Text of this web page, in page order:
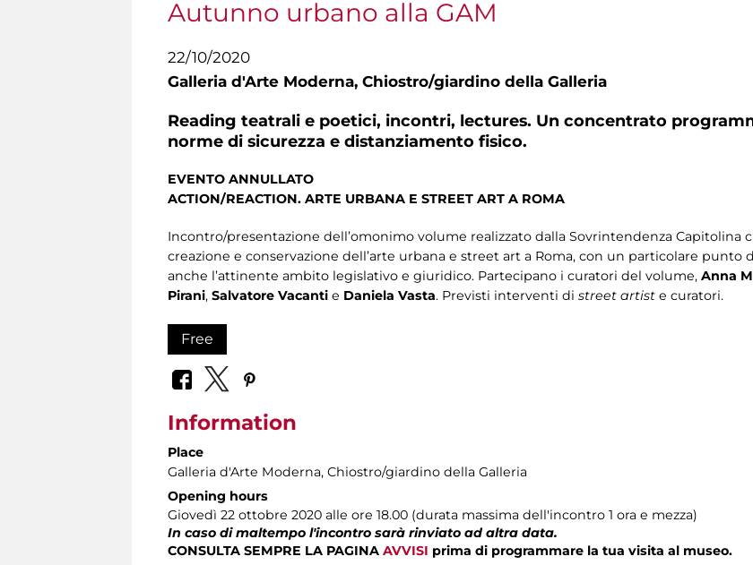
Autunno urbano alla GAM
22/10/2020
Galleria d'Arte Moderna, Chiostro/giardino della Galleria
Reading teatrali e poetici, incontri, lectures. Un concentrato
norme di sicurezza e distanziamento fisico.
EVENTO ANNULLATO
ACTION/REACTION. ARTE URBANA E STREET ART A ROMA
Incontro/presentazione dell’omonimo volume realizzato dalla Sovrintendenza Capitolina
creazione e conservazione dell’arte urbana e street art a Roma, con un particolare
anche l’attinente ambito legislativo e giuridico. Partecipano i curatori del volume, Anna
Pirani, Salvatore Vacanti e Daniela Vasta. Previsti interventi di street artist e curatori.
Free
Information
Place
Galleria d'Arte Moderna, Chiostro/giardino della Galleria
Opening hours
Giovedì 22 ottobre 2020 alle ore 18.00 (durata massima dell'incontro 1 ora e mezza)
In caso di maltempo l'incontro sarà rinviato ad altra data.
CONSULTA SEMPRE LA PAGINA AVVISI prima di programmare la tua visita al museo.